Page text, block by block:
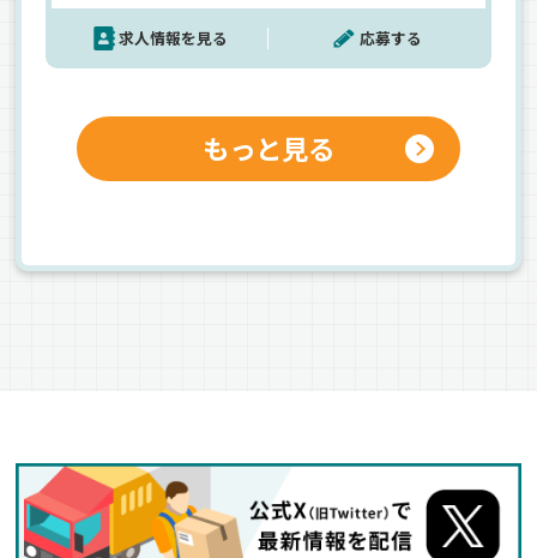
どを配送するお仕事♪毎日、夕方過ぎには退勤で
きるので、プライベートも大切にできます。
求人情報を見る 応募する
もっと見る